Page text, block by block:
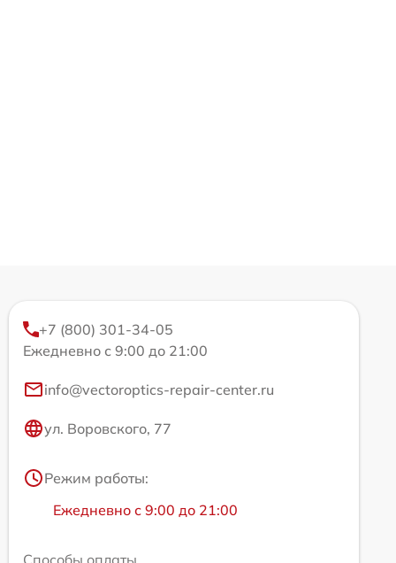
+7 (800) 301-34-05
Ежедневно с 9:00 до 21:00
info@vectoroptics-repair-center.ru
ул. Воровского, 77
Режим работы:
Ежедневно с 9:00 до 21:00
Способы оплаты